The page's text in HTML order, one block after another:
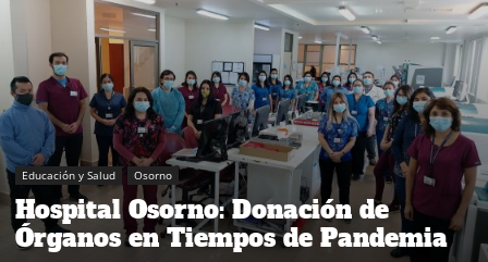
Educación y Salud Osorno
Hospital Osorno: Donación de
Órganos en Tiempos de Pandemia